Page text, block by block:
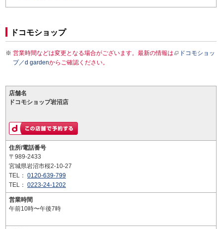
ドコモショップ
営業時間などは変更となる場合がございます。最新の情報は
ドコモショッ
プ／d gardenからご確認ください。
店舗名
ドコモショップ岩沼店
住所/電話番号
〒989-2433
宮城県岩沼市桜2-10-27
TEL： 0120-639-799
TEL： 0223-24-1202
営業時間
午前10時〜午後7時